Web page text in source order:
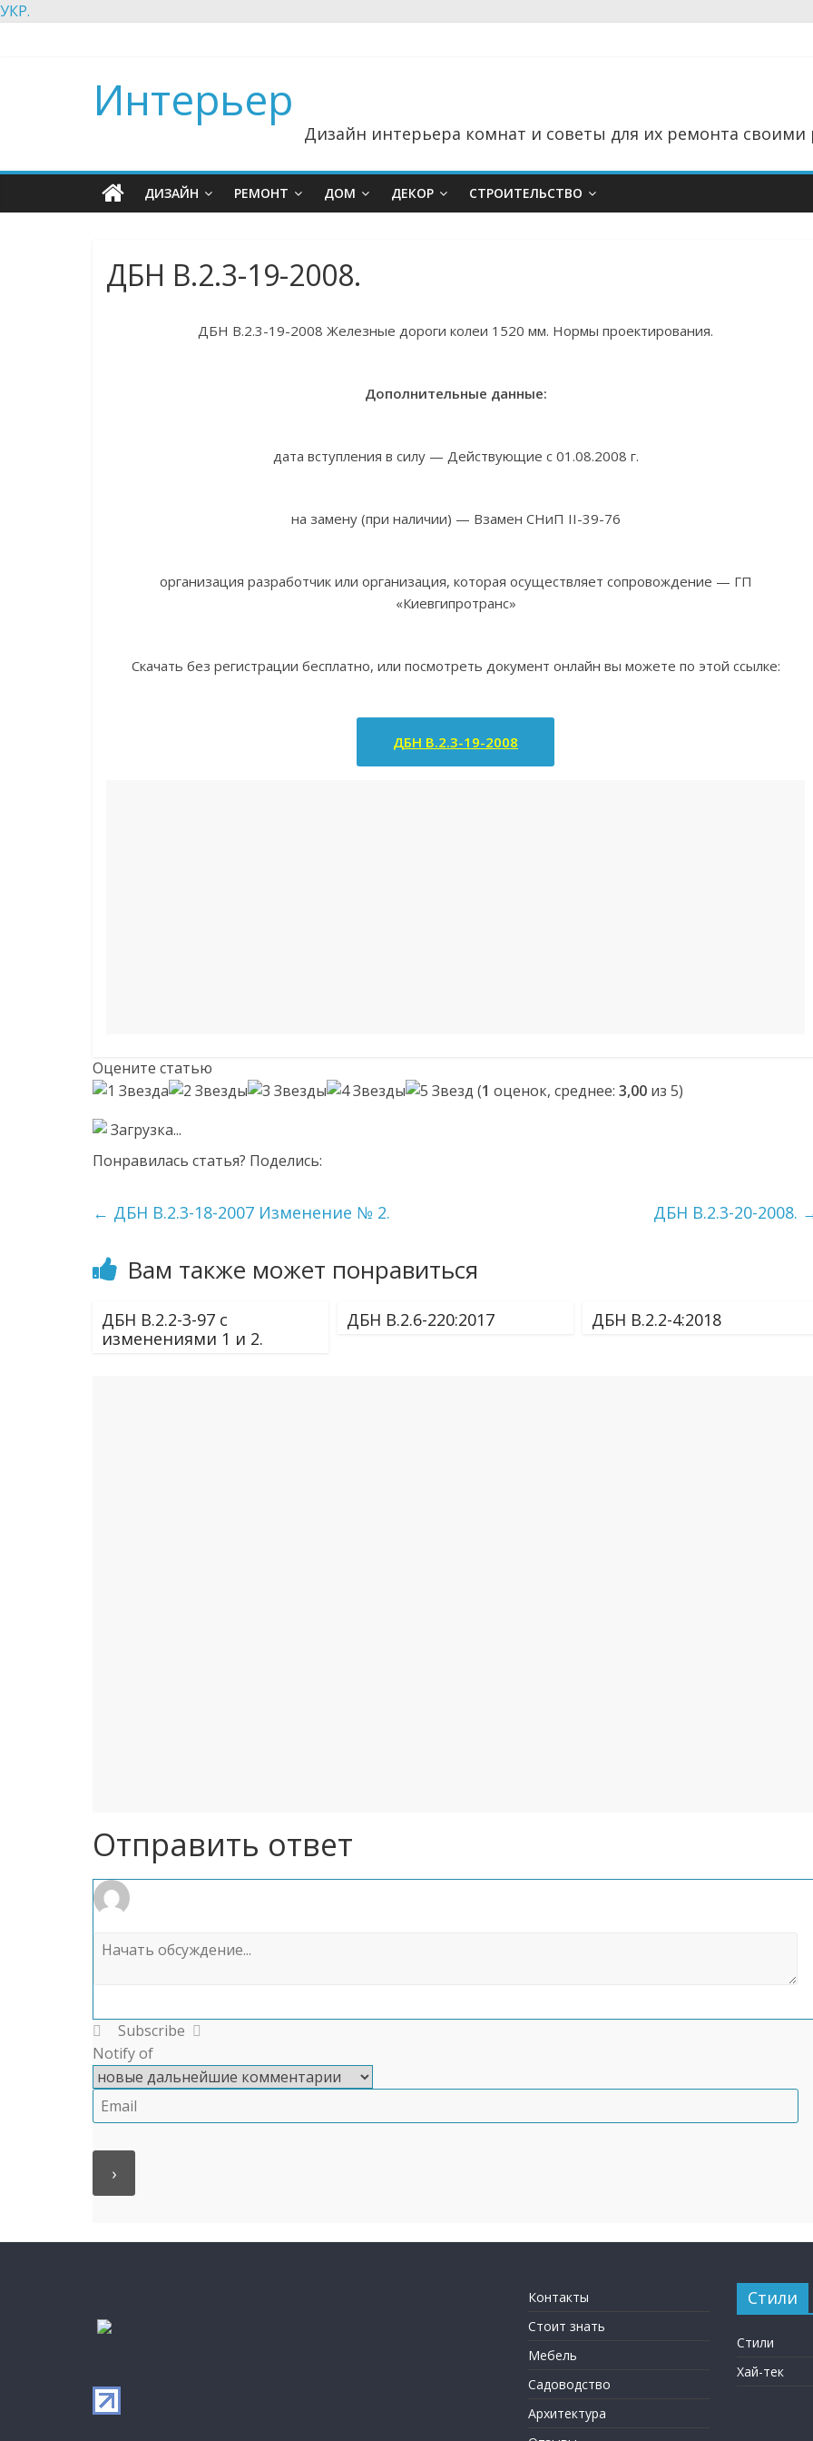
УКР.
Интерьер
Дизайн интерьера комнат и советы для их ремонта
ДИЗАЙН РЕМОНТ ДОМ ДЕКОР СТРОИТЕЛЬСТВО
ДБН В.2.3-19-2008.
ДБН В.2.3-19-2008 Железные дороги колеи 1520 мм. Нормы проектирования.
Дополнительные данные:
дата вступления в силу — Действующие с 01.08.2008 г.
на замену (при наличии) — Взамен СНиП II-39-76
организация разработчик или организация, которая осуществляет сопровождение — ГП
«Киевгипротранс»
Скачать без регистрации бесплатно, или посмотреть документ онлайн вы можете по этой ссылке:
ДБН В.2.3-19-2008
Оцените статью
(1 оценок, среднее: 3,00 из 5)
Загрузка...
Понравилась статья? Поделись:
← ДБН В.2.3-18-2007 Изменение № 2. ДБН В.2.3-20-2008.
Вам также может понравиться
ДБН В.2.2-3-97 с
изменениями 1 и 2.
ДБН В.2.6-220:2017 ДБН В.2.2-4:2018
Отправить ответ
Subscribe
Notify of
Контакты
Стоит знать
Мебель
Садоводство
Архитектура
Стили
Стили
Хай-тек